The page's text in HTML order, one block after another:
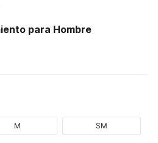
para Hombre
M SM